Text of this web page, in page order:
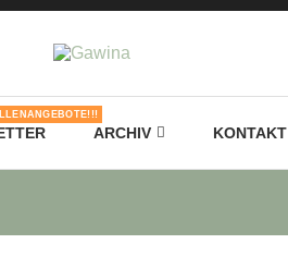
ARCHIV KONTAKT